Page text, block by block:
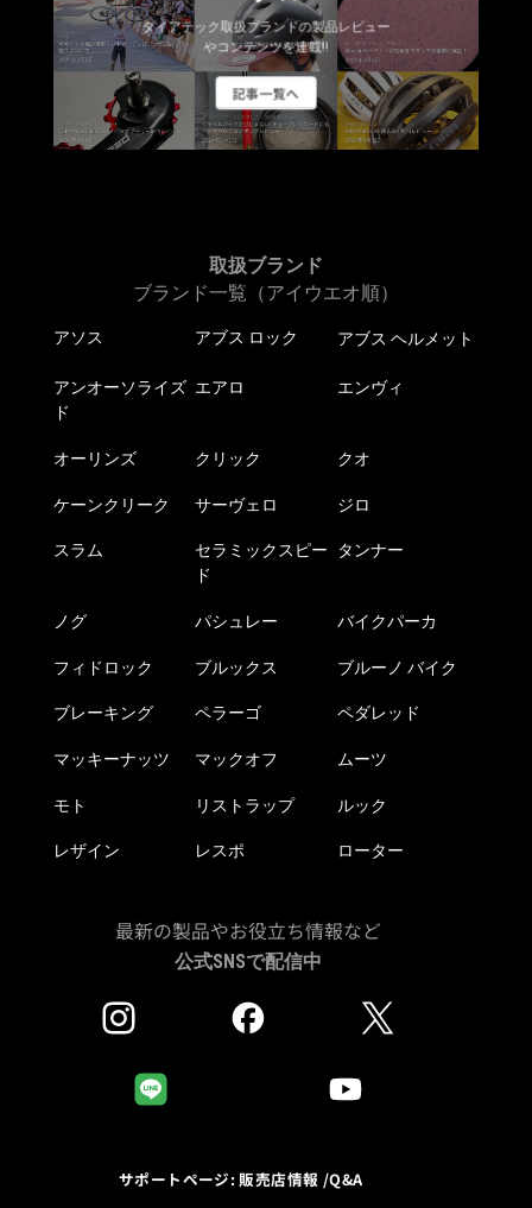
ダイアテック取扱ブランドの製品レビュー
やコンテンツを連載!!
記事一覧へ
取扱ブランド
ブランド一覧（アイウエオ順）
アソス アブス ロック アブス ヘルメット
アンオーソライズ
ド
エアロ エンヴィ
オーリンズ クリック クオ
ケーンクリーク サーヴェロ ジロ
スラム
セラミックスピー
ド
タンナー
ノグ パシュレー バイクパーカ
フィドロック ブルックス ブルーノ バイク
ブレーキング ペラーゴ ペダレッド
マッキーナッツ マックオフ ムーツ
モト リストラップ ルック
レザイン レスポ ローター
最新の製品やお役立ち情報など
公式SNSで配信中
サポートページ: 販売店情報 /Q&A